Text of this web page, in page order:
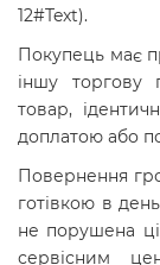
12#Text).
Покупець має
іншу торгову
товар,
доплатою або
Повернення
готівкою в
не порушена
сервісним